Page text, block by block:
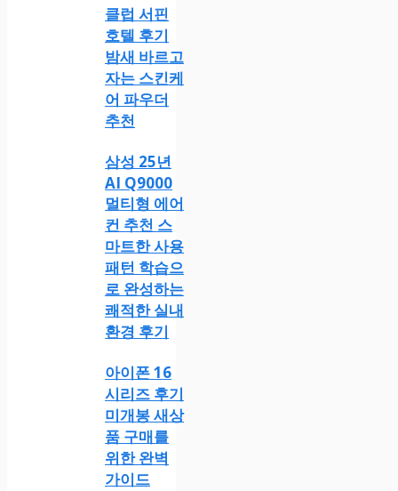
클럽 서핀
호텔 후기
밤새 바르고
자는 스킨케
어 파우더
추천
삼성 25년
AI Q9000
멀티형 에어
컨 추천 스
마트한 사용
패턴 학습으
로 완성하는
쾌적한 실내
환경 후기
아이폰 16
시리즈 후기
미개봉 새상
품 구매를
위한 완벽
가이드